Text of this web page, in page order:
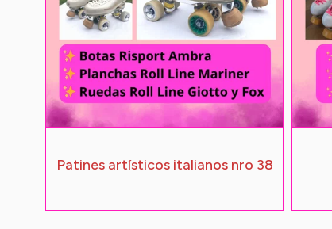
Patines artísticos italianos nro 38